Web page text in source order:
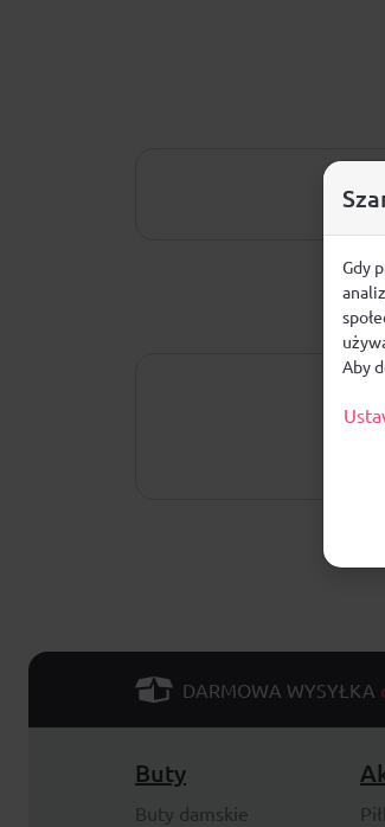
DARMOWA WYSYŁKA
Buty
Buty damskie
Gdy
Aby